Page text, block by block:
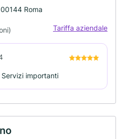
Roma
Tariffa aziendale
importanti